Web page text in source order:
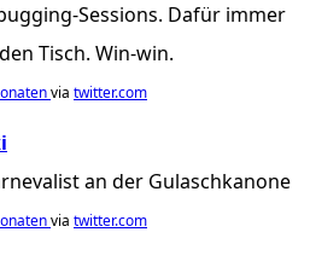
Sessions. Dafür immer
Tisch. Win-win.
via twitter.com
an der Gulaschkanone
via twitter.com